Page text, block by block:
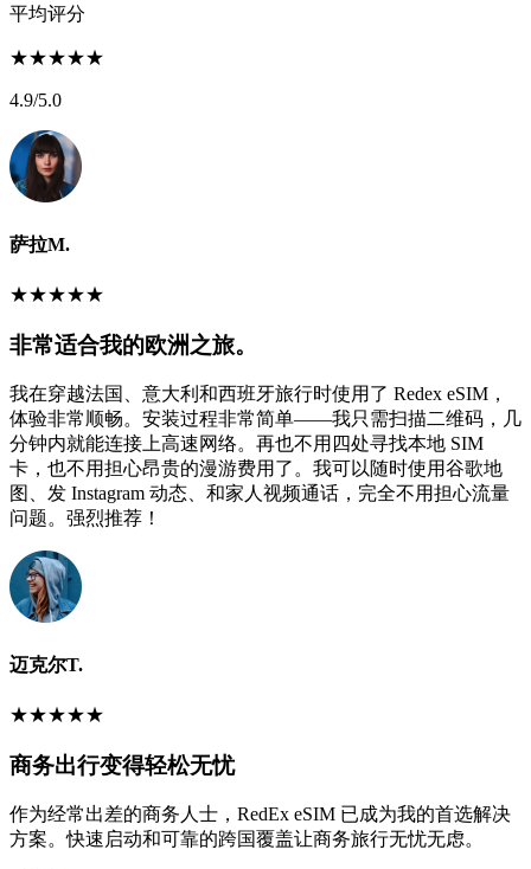
平均评分
★★★★★
4.9/5.0
萨拉M.
★★★★★
非常适合我的欧洲之旅。
我在穿越法国、意大利和西班牙旅行时使用了 Redex eSIM，
体验非常顺畅。安装过程非常简单——我只需扫描二维码，几
分钟内就能连接上高速网络。再也不用四处寻找本地 SIM
卡，也不用担心昂贵的漫游费用了。我可以随时使用谷歌地
图、发 Instagram 动态、和家人视频通话，完全不用担心流量
问题。强烈推荐！
迈克尔T.
★★★★★
商务出行变得轻松无忧
作为经常出差的商务人士，RedEx eSIM 已成为我的首选解决
方案。快速启动和可靠的跨国覆盖让商务旅行无忧无虑。